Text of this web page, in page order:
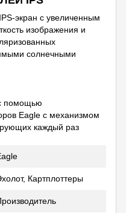
экран с увеличенным
изображения и
солнечными
помощью
Eagle с механизмом
каждый раз
Картплоттеры